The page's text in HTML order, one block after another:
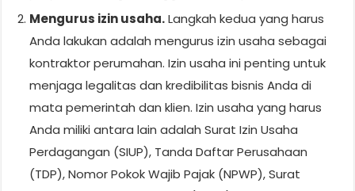
Mengurus izin usaha.Langkah kedua yang harus
Anda lakukan adalah mengurus izin usaha sebagai
kontraktor perumahan. Izin usaha ini penting untuk
menjaga legalitas dan kredibilitas bisnis Anda di
mata pemerintah dan klien. Izin usaha yang harus
Anda miliki antara lain adalah Surat Izin Usaha
Perdagangan (SIUP), Tanda Daftar Perusahaan
(TDP), Nomor Pokok Wajib Pajak (NPWP), Surat